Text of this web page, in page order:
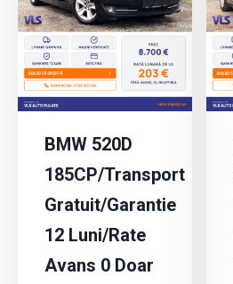
BMW 520D
185CP/Transport
Gratuit/Garantie
12 Luni/Rate
Avans 0 Doar